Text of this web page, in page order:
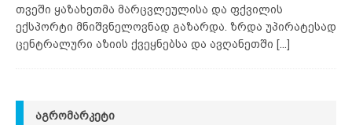
თვეში ყაზახეთმა მარცვლეულისა და ფქვილის
ექსპორტი მნიშვნელოვნად გაზარდა. ზრდა უპირატესად
ცენტრალური აზიის ქვეყნებსა და ავღანეთში [...]
ᲐᲒᲠᲝᲛᲐᲠᲙᲔᲢᲘ